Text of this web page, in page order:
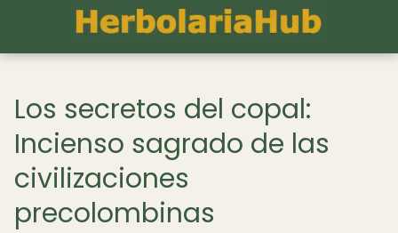
Los secretos del copal:
Incienso sagrado de las
civilizaciones
precolombinas